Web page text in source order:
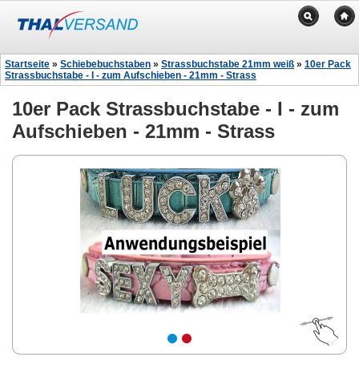
Startseite » Schiebebuchstaben » Strassbuchstabe 21mm weiß » 10er Pack
Strassbuchstabe - I - zum Aufschieben - 21mm - Strass
10er Pack Strassbuchstabe - I - zum
Aufschieben - 21mm - Strass